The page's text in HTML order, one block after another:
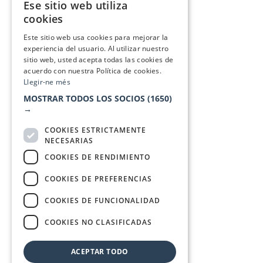
Ese sitio web utiliza
cookies
Este sitio web usa cookies para mejorar la
experiencia del usuario. Al utilizar nuestro
sitio web, usted acepta todas las cookies de
acuerdo con nuestra Política de cookies.
Llegir-ne més
MOSTRAR TODOS LOS SOCIOS (1650)
→
COOKIES ESTRICTAMENTE
NECESARIAS
COOKIES DE RENDIMIENTO
COOKIES DE PREFERENCIAS
COOKIES DE FUNCIONALIDAD
COOKIES NO CLASIFICADAS
ACEPTAR TODO